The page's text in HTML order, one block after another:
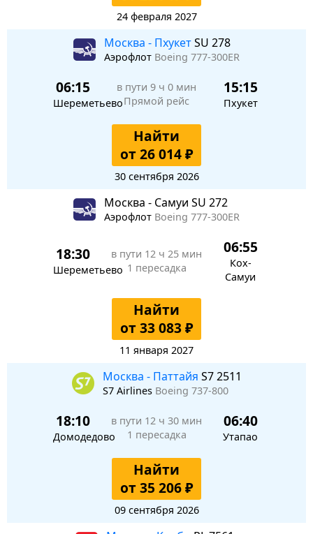
24 февраля 2027
Москва - ПхукетSU 278
Аэрофлот Boeing 777-300ER
06:15
Шереметьево
в пути 9 ч 0 мин
Прямой рейс
15:15
Пхукет
Найти
от 26 014 ₽
30 сентября 2026
Москва - Самуи SU 272
Аэрофлот Boeing 777-300ER
18:30
Шереметьево
в пути 12 ч 25 мин
1 пересадка
06:55
Кох-
Самуи
Найти
от 33 083 ₽
11 января 2027
Москва - Паттайя S7 2511
S7 Airlines Boeing 737-800
18:10
Домодедово
в пути 12 ч 30 мин
1 пересадка
06:40
Утапао
Найти
от 35 206 ₽
09 сентября 2026